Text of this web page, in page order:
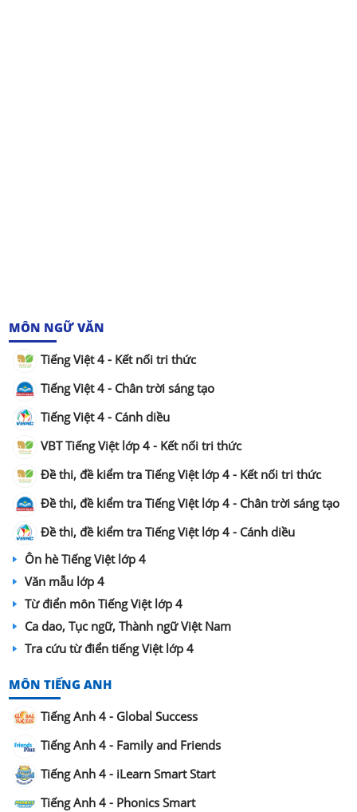
MÔN NGỮ VĂN
Tiếng Việt 4 - Kết nối tri thức
Tiếng Việt 4 - Chân trời sáng tạo
Tiếng Việt 4 - Cánh diều
VBT Tiếng Việt lớp 4 - Kết nối tri thức
Đề thi, đề kiểm tra Tiếng Việt lớp 4 - Kết nối tri thức
Đề thi, đề kiểm tra Tiếng Việt lớp 4 - Chân trời sáng tạo
Đề thi, đề kiểm tra Tiếng Việt lớp 4 - Cánh diều
Ôn hè Tiếng Việt lớp 4
Văn mẫu lớp 4
Từ điển môn Tiếng Việt lớp 4
Ca dao, Tục ngữ, Thành ngữ Việt Nam
Tra cứu từ điển tiếng Việt lớp 4
MÔN TIẾNG ANH
Tiếng Anh 4 - Global Success
Tiếng Anh 4 - Family and Friends
Tiếng Anh 4 - iLearn Smart Start
Tiếng Anh 4 - Phonics Smart